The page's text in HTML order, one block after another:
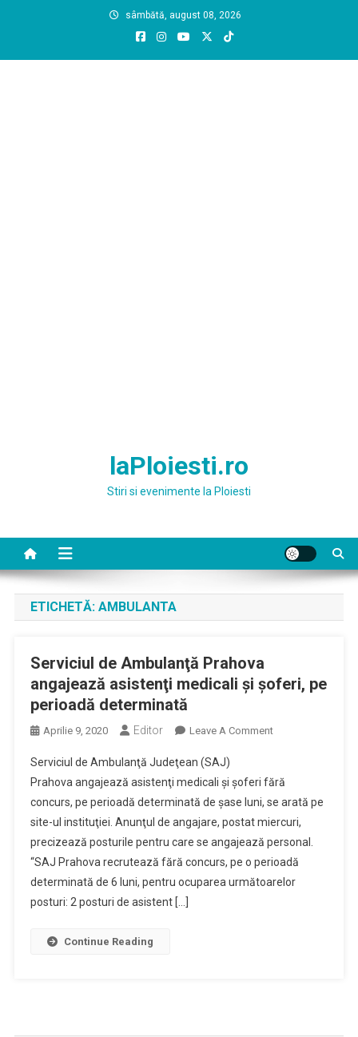
sâmbătă, august 08, 2026
laPloiesti.ro
Stiri si evenimente la Ploiesti
ETICHETĂ: AMBULANTA
Serviciul de Ambulanţă Prahova
angajează asistenţi medicali şi şoferi, pe
perioadă determinată
Aprilie 9, 2020 Editor Leave A CommentOn
Ambulanţă
Prahova
Angajează
Asistenţi
Medicali
Şi
Serviciul de Ambulanţă Judeţean (SAJ)
Prahova angajează asistenţi medicali şi şoferi fără
concurs, pe perioadă determinată de şase luni, se arată pe
site-ul instituţiei. Anunţul de angajare, postat miercuri,
precizează posturile pentru care se angajează personal.
“SAJ Prahova recrutează fără concurs, pe o perioadă
determinată de 6 luni, pentru ocuparea următoarelor
posturi: 2 posturi de asistent […]
Continue Reading